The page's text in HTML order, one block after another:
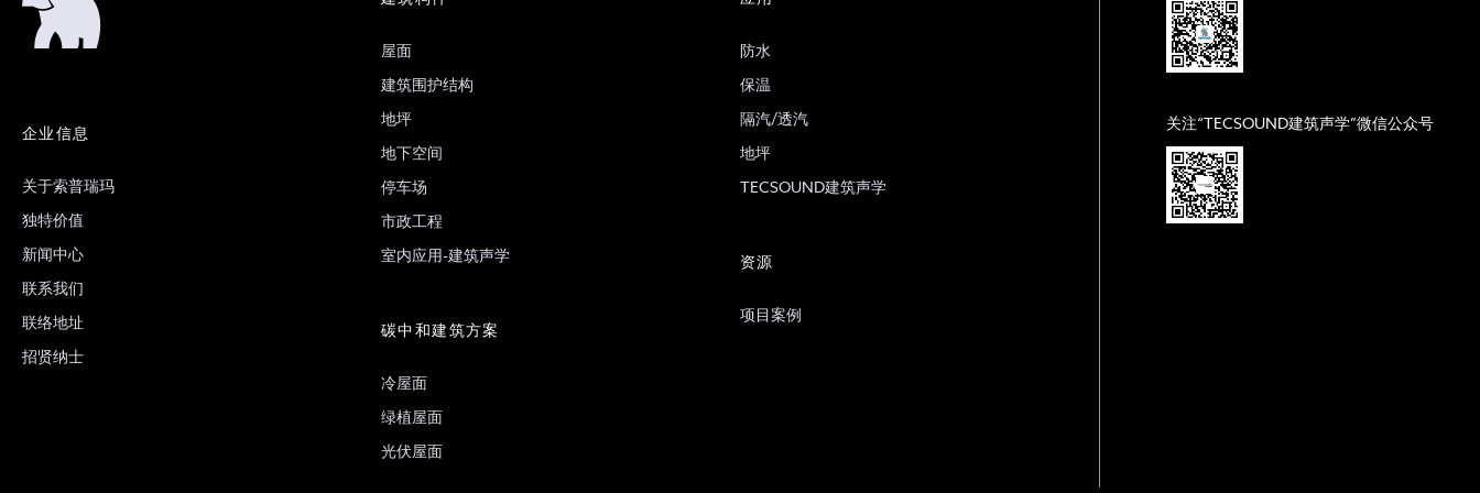
企业信息
关于索普瑞玛
独特价值
新闻中心
联系我们
联络地址
招贤纳士
屋面
建筑围护结构
地坪
地下空间
停车场
市政工程
室内应用-建筑声学
碳中和建筑方案
冷屋面
绿植屋面
光伏屋面
防水
保温
隔汽/透汽
地坪
TECSOUND建筑声学
资源
项目案例
关注“TECSOUND建筑声学”微信公众号